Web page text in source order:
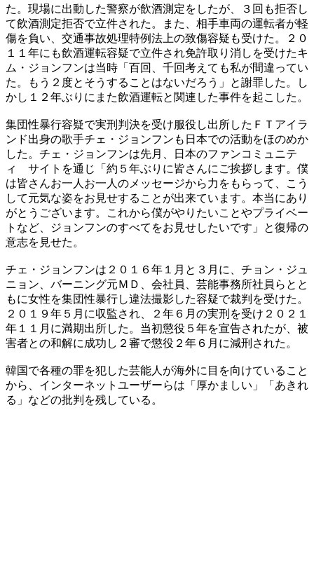
た。現場に出動した警察が飲酒測定をしたが、３回も拒否し
て飲酒測定拒否で立件された。また、相手車両の運転者が軽
傷を負い、交通事故処理特例法上の致傷容疑も受けた。２０
１１年にも飲酒運転容疑で立件され免許取り消しを受けたキ
ム・ジョンフンは当時「百回、千回考えても私が間違ってい
た。もう２度とそうすることはないだろう」と謝罪した。し
かし１２年ぶりにまた飲酒運転と関連した事件を起こした。
集団性暴行容疑で実刑判決を受け服役し出所したＦＴアイラ
ンド出身の歌手チェ・ジョンフンも日本での活動をほのめか
した。チェ・ジョンフンは先月、日本のファンコミュニテ
ィ サイトを通じ「約５年ぶりに皆さんにご挨拶します。僕
は皆さんお一人お一人のメッセージから力をもらって、こう
して元気な姿をお見せすることが出来ています。本当にあり
がとうございます。これから僕がやりたいことやプライベー
トなど、ジョンフンのすべてをお見せしたいです」と復帰の
意志を見せた。
チェ・ジョンフンは２０１６年１月と３月に、チョン・ジュ
ニョン、バーニング元ＭＤ、会社員、芸能事務所社員らとと
もに女性を集団性暴行し違法撮影した容疑で裁判を受けた。
２０１９年５月に収監され、２年６月の実刑を受け２０２１
年１１月に満期出所した。当初懲役５年を宣告されたが、被
害者との和解に成功し２審で懲役２年６月に減刑された。
韓国で各種の罪を犯した芸能人が海外に目を向けていること
から、インターネットユーザーらは「厚かましい」「あきれ
る」などの批判を残している。